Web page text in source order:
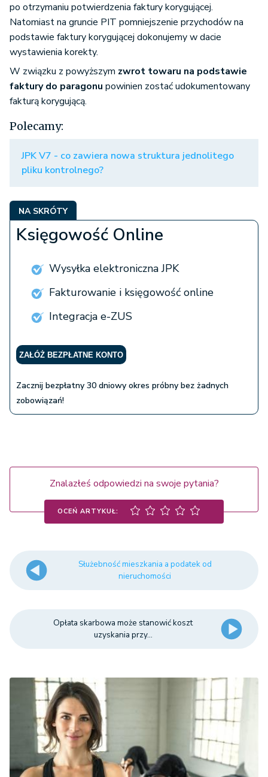
po otrzymaniu potwierdzenia faktury korygującej.
Natomiast na gruncie PIT pomniejszenie przychodów na
podstawie faktury korygującej dokonujemy w dacie
wystawienia korekty.
W związku z powyższym zwrot towaru na podstawie
faktury do paragonu powinien zostać udokumentowany
fakturą korygującą.
Polecamy:
JPK V7 - co zawiera nowa struktura jednolitego
pliku kontrolnego?
NA SKRÓTY
Księgowość Online
Wysyłka elektroniczna JPK
Fakturowanie i księgowość online
Integracja e-ZUS
ZAŁÓŻ BEZPŁATNE KONTO
Zacznij bezpłatny 30 dniowy okres próbny bez żadnych
zobowiązań!
Znalazłeś odpowiedzi na swoje pytania?
OCEŃ ARTYKUŁ:
Służebność mieszkania a podatek od
nieruchomości
Opłata skarbowa może stanowić koszt
uzyskania przy...